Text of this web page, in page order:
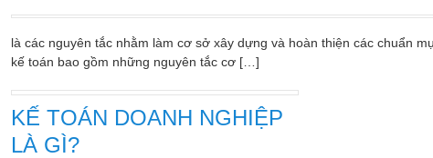
là các nguyên tắc nhằm làm cơ sở xây dựng và hoàn thiện các chuẩn
kế toán bao gồm những nguyên tắc cơ […]
KẾ TOÁN DOANH NGHIỆP
LÀ GÌ?